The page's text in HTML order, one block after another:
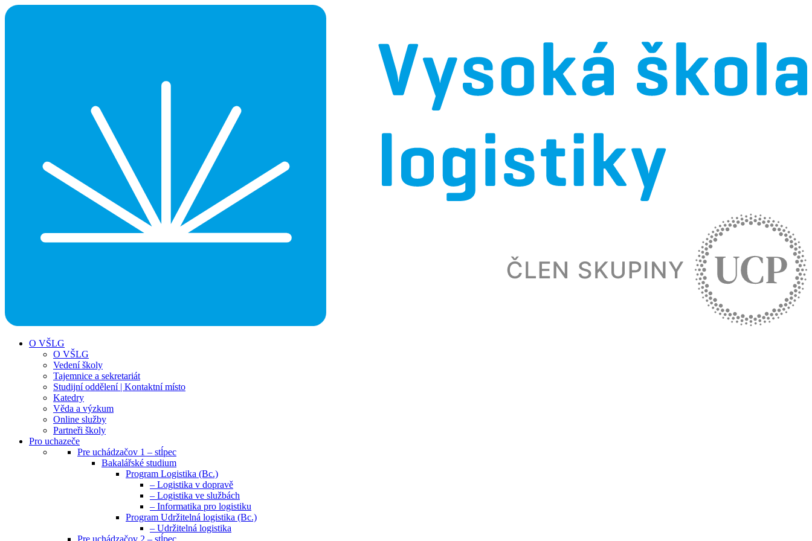
O VŠLG
O VŠLG
Vedení školy
Tajemnice a sekretariát
Studijní oddělení | Kontaktní místo
Katedry
Věda a výzkum
Online služby
Partneři školy
Pro uchazeče
Pre uchádzačov 1 – stĺpec
Bakalářské studium
Program Logistika (Bc.)
– Logistika v dopravě
– Logistika ve službách
– Informatika pro logistiku
Program Udržitelná logistika (Bc.)
– Udržitelná logistika
Pre uchádzačov 2 – stĺpec